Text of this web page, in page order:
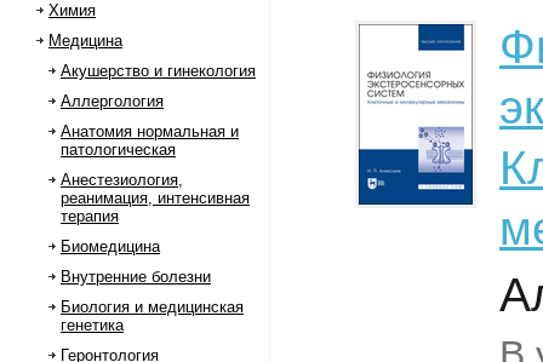
Химия
Медицина
Акушерство и гинекология
Аллергология
Анатомия нормальная и
патологическая
Анестезиология,
реанимация, интенсивная
терапия
Биомедицина
Внутренние болезни
Биология и медицинская
генетика
Геронтология